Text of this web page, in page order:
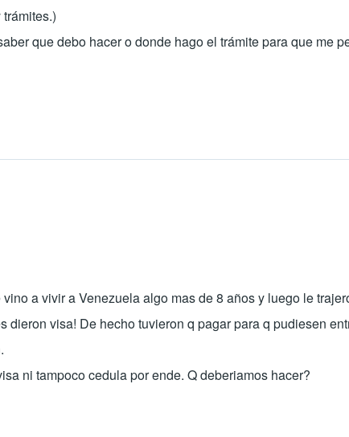
que debo hacer o donde hago el trámite para que me
a vivir a Venezuela algo mas de 8 años y luego le
visa! De hecho tuvieron q pagar para q pudiesen
ni tampoco cedula por ende. Q deberiamos hacer?